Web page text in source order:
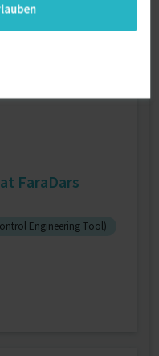
FaraDars
Engineering Tool)